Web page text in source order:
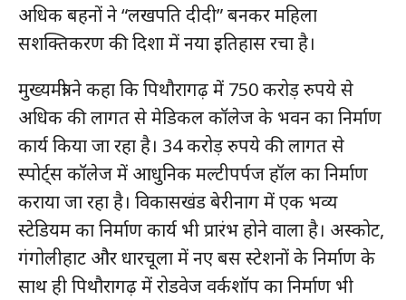
अधिक बहनों ने “लखपति दीदी” बनकर महिला
सशक्तिकरण की दिशा में नया इतिहास रचा है।
मुख्यमंत्री ने कहा कि पिथौरागढ़ में 750 करोड़ रुपये से
अधिक की लागत से मेडिकल कॉलेज के भवन का निर्माण
कार्य किया जा रहा है। 34 करोड़ रुपये की लागत से
स्पोर्ट्स कॉलेज में आधुनिक मल्टीपर्पज हॉल का निर्माण
कराया जा रहा है। विकासखंड बेरीनाग में एक भव्य
स्टेडियम का निर्माण कार्य भी प्रारंभ होने वाला है। अस्कोट,
गंगोलीहाट और धारचूला में नए बस स्टेशनों के निर्माण के
साथ ही पिथौरागढ़ में रोडवेज वर्कशॉप का निर्माण भी